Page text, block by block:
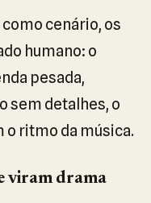
cenário, os
humano: o
pesada,
sem detalhes, o
ritmo da música.
viram drama